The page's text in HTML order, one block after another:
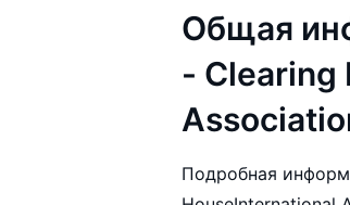
Общая
- Clearing
Подробная